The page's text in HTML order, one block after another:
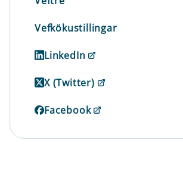
Vefkökustillingar
LinkedIn
X (Twitter)
Facebook